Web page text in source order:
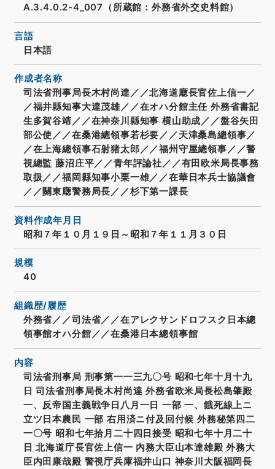
A.3.4.0.2-4_007（所蔵館：外務省外交史料館）
言語
日本語
作成者名称
司法省刑事局長木村尚達／／北海道廰長官佐上信一／
／福井縣知事大達茂雄／／在オハ分館主任 外務省書記
生多賀谷靖／／在神奈川縣知事 横山助成／／盤谷矢田
部公使／／在桑港總領事若杉要／／天津桑島總領事／
／在上海總領事石射猪太郎／／福州守屋總領事／／警
視總監 藤沼庄平／／青年評論社／／有田欧米局長事務
取扱／／福岡縣知事小栗一雄／／在華日本兵士協議會
／／關東廰警務局長／／杉下第一課長
資料作成年月日
昭和７年１０月１９日～昭和７年１１月３０日
規模
40
組織歴/履歴
外務省／／司法省／／在アレクサンドロフスク日本總
領事館オハ分館／／在桑港日本總領事館
内容
司法省刑事局 刑事第一一三九〇号 昭和七年十月十九
日 司法省刑事局長木村尚達 外務省欧米局長松島肇殿
一、反帝国主義戦争日八月一日 一部 一、餓死線上ニ
立ツ日本農民 一部 右用済ニ付及回付候 外務秘第四二
一〇号 昭和七年拾月二十四日接受 昭和七年十月二十
日 北海道庁長官佐上信一 内務大臣山本達雄殿 外務大
臣内田康哉殿 警視庁兵庫福井山口 神奈川大阪福岡長